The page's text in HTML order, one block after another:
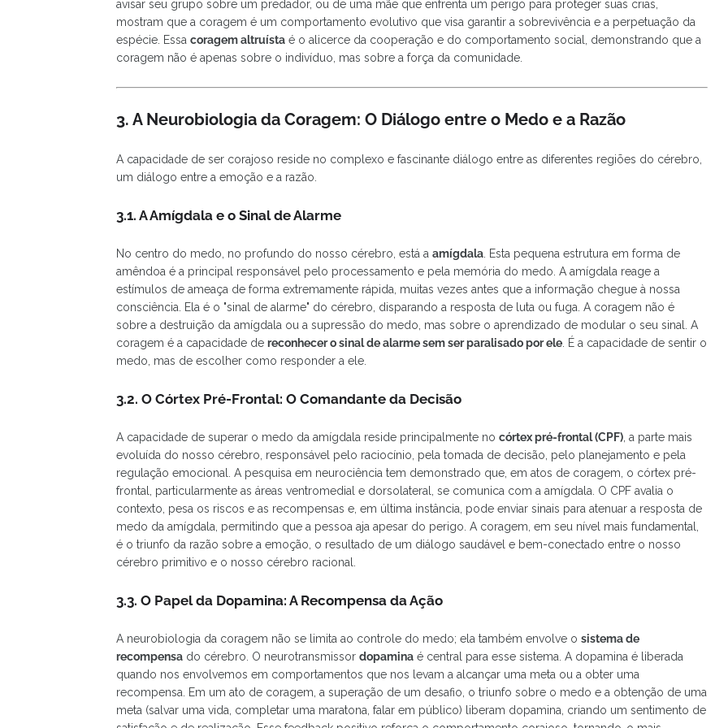
avisar seu grupo sobre um predador, ou de uma mãe que enfrenta um perigo para proteger suas crias,
mostram que a coragem é um comportamento evolutivo que visa garantir a sobrevivência e a perpetuação da
espécie. Essa coragem altruísta é o alicerce da cooperação e do comportamento social, demonstrando que a
coragem não é apenas sobre o indivíduo, mas sobre a força da comunidade.
3. A Neurobiologia da Coragem: O Diálogo entre o Medo e a Razão
A capacidade de ser corajoso reside no complexo e fascinante diálogo entre as diferentes regiões do cérebro,
um diálogo entre a emoção e a razão.
3.1. A Amígdala e o Sinal de Alarme
No centro do medo, no profundo do nosso cérebro, está a amígdala . Esta pequena estrutura em forma de
amêndoa é a principal responsável pelo processamento e pela memória do medo. A amígdala reage a
estímulos de ameaça de forma extremamente rápida, muitas vezes antes que a informação chegue à nossa
consciência. Ela é o "sinal de alarme" do cérebro, disparando a resposta de luta ou fuga. A coragem não é
sobre a destruição da amígdala ou a supressão do medo, mas sobre o aprendizado de modular o seu sinal. A
coragem é a capacidade de reconhecer o sinal de alarme sem ser paralisado por ele . É a capacidade de sentir o
medo, mas de escolher como responder a ele.
3.2. O Córtex Pré-Frontal: O Comandante da Decisão
A capacidade de superar o medo da amígdala reside principalmente no córtex pré-frontal (CPF) , a parte mais
evoluída do nosso cérebro, responsável pelo raciocínio, pela tomada de decisão, pelo planejamento e pela
regulação emocional. A pesquisa em neurociência tem demonstrado que, em atos de coragem, o córtex pré-
frontal, particularmente as áreas ventromedial e dorsolateral, se comunica com a amígdala. O CPF avalia o
contexto, pesa os riscos e as recompensas e, em última instância, pode enviar sinais para atenuar a resposta de
medo da amígdala, permitindo que a pessoa aja apesar do perigo. A coragem, em seu nível mais fundamental,
é o triunfo da razão sobre a emoção, o resultado de um diálogo saudável e bem-conectado entre o nosso
cérebro primitivo e o nosso cérebro racional.
3.3. O Papel da Dopamina: A Recompensa da Ação
A neurobiologia da coragem não se limita ao controle do medo; ela também envolve o sistema de
recompensa do cérebro. O neurotransmissor dopamina é central para esse sistema. A dopamina é liberada
quando nos envolvemos em comportamentos que nos levam a alcançar uma meta ou a obter uma
recompensa. Em um ato de coragem, a superação de um desafio, o triunfo sobre o medo e a obtenção de uma
meta (salvar uma vida, completar uma maratona, falar em público) liberam dopamina, criando um sentimento de